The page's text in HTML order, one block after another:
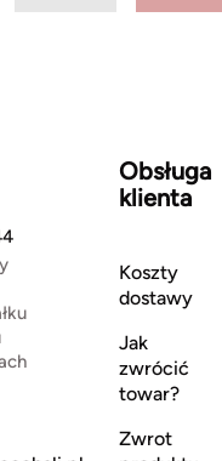
Obsługa
klienta
Koszty
dostawy
Jak
zwrócić
towar?
Zwrot